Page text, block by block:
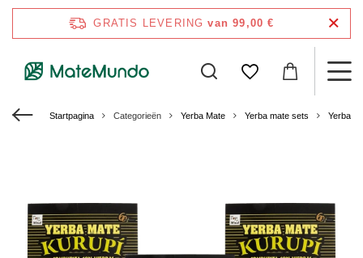
GRATIS LEVERING van 99,00 €
Startpagina Categorieën Yerba Mate Yerba mate sets Yerba